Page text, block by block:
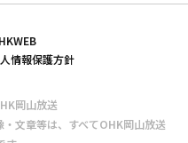
情報保護方針
岡山放送
文章等は、すべてOHK岡山放送